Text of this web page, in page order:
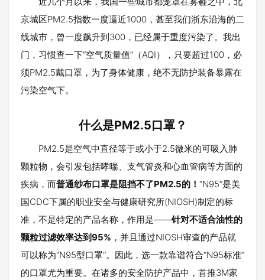
京城区PM2.5指数一度逼近1000，甚至我们浙东沿海的二
线城市，曾一度飙升到300，已经属于重度污染了。我出
门，习惯查一下“空气质量值”（AQI），只要超过100，必
须PM2.5戴口罩，为了身体健康，绝不无防护装备暴露在
污染空气下。
什么是PM2.5口罩？
PM2.5是空气中直径等于或小于2.5微米的可吸入肺
颗粒物，会引发包括哮喘、支气管炎和心血管病等方面的
疾病，而普通纱布口罩是阻挡不了PM2.5的！ “N95”是美
国CDC下属的职业安全与健康研究所(NIOSH)制定的标
准，不是特定的产品名称，作用是——针对不适合油性的
颗粒过滤效率达到95% ，并且通过NIOSH审查的产品就
可以称为“N95型口罩”。因此，选一款靠谱符合“N95标准”
的口罩尤为重要。在诸多的安全防护产品中，首推3M家